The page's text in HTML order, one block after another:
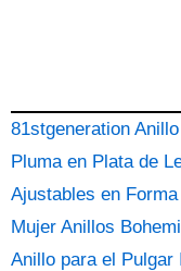
81stgeneration
Pluma en Plata de
Ajustables en
Mujer Anillos
Anillo para el Pulgar